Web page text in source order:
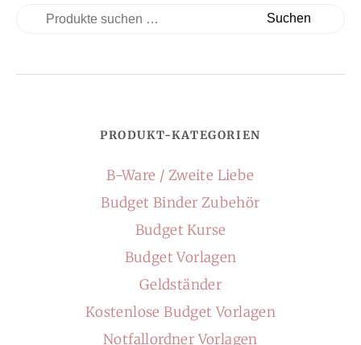
Suchen
PRODUKT-KATEGORIEN
B-Ware / Zweite Liebe
Budget Binder Zubehör
Budget Kurse
Budget Vorlagen
Geldständer
Kostenlose Budget Vorlagen
Notfallordner Vorlagen